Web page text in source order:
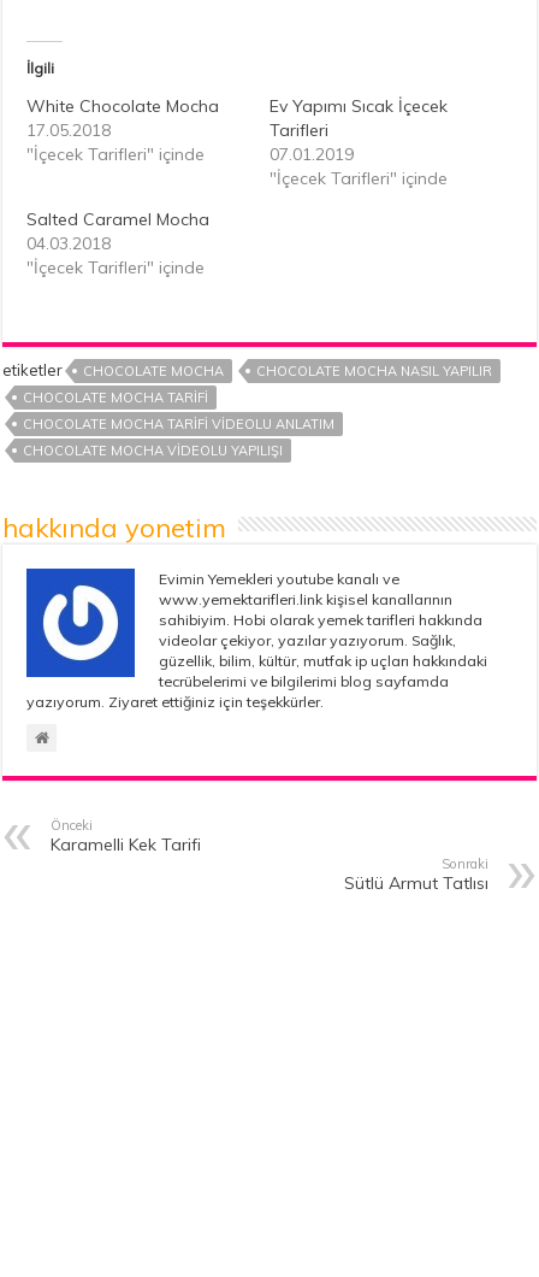
İlgili
White Chocolate Mocha
17.05.2018
"İçecek Tarifleri" içinde
Ev Yapımı Sıcak İçecek
Tarifleri
07.01.2019
"İçecek Tarifleri" içinde
Salted Caramel Mocha
04.03.2018
"İçecek Tarifleri" içinde
etiketler CHOCOLATE MOCHA
CHOCOLATE MOCHA NASIL YAPILIR
CHOCOLATE MOCHA TARIFI
CHOCOLATE MOCHA TARIFI VIDEOLU ANLATIM
CHOCOLATE MOCHA VIDEOLU YAPILIŞI
hakkında yonetim
Evimin Yemekleri youtube kanalı ve
www.yemektarifleri.link kişisel kanallarının
sahibiyim. Hobi olarak yemek tarifleri hakkında
videolar çekiyor, yazılar yazıyorum. Sağlık,
güzellik, bilim, kültür, mutfak ip uçları hakkındaki
tecrübelerimi ve bilgilerimi blog sayfamda
yazıyorum. Ziyaret ettiğiniz için teşekkürler.
Önceki
Karamelli Kek Tarifi
Sonraki
Sütlü Armut Tatlısı